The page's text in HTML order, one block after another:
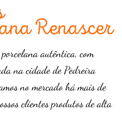
autêntica, com
na cidade de Pedreira
no mercado há mais de
clientes produtos de alta